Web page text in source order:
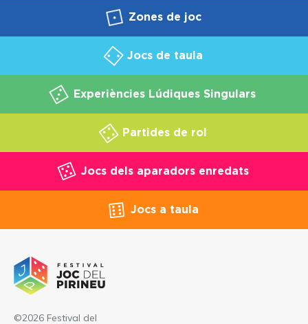
Zones de joc
Jocs de taula
Experiències Lúdiques Singulars
Partides de rol
Jocs dels aparadors enredats
Jocs a taula
©2026 Festival del